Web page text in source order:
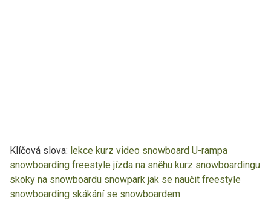
Klíčová slova: lekce kurz video snowboard U-rampa
snowboarding freestyle jízda na sněhu kurz snowboardingu
skoky na snowboardu snowpark jak se naučit freestyle
snowboarding skákání se snowboardem